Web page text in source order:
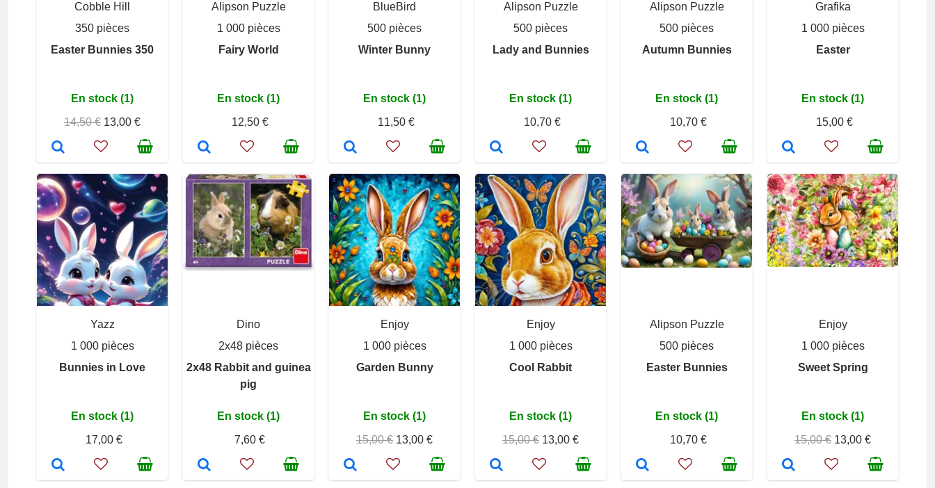
Cobble Hill
350 pièces
Easter Bunnies 350
En stock (1)
14,50 € 13,00 €
Alipson Puzzle
1 000 pièces
Fairy World
En stock (1)
12,50 €
BlueBird
500 pièces
Winter Bunny
En stock (1)
11,50 €
Alipson Puzzle
500 pièces
Lady and Bunnies
En stock (1)
10,70 €
Alipson Puzzle
500 pièces
Autumn Bunnies
En stock (1)
10,70 €
Grafika
1 000 pièces
Easter
En stock (1)
15,00 €
Yazz
1 000 pièces
Bunnies in Love
En stock (1)
17,00 €
Dino
2x48 pièces
2x48 Rabbit and guinea
pig
En stock (1)
7,60 €
Enjoy
1 000 pièces
Garden Bunny
En stock (1)
15,00 € 13,00 €
Enjoy
1 000 pièces
Cool Rabbit
En stock (1)
15,00 € 13,00 €
Alipson Puzzle
500 pièces
Easter Bunnies
En stock (1)
10,70 €
Enjoy
1 000 pièces
Sweet Spring
En stock (1)
15,00 € 13,00 €